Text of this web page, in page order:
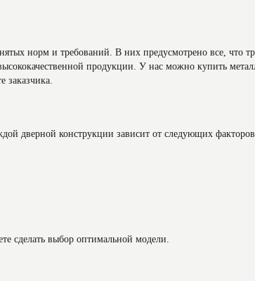
норм и требований. В них предусмотрено все, что
продукции. У нас можно купить
заказчика.
дверной конструкции зависит от следующих
сделать выбор оптимальной модели.